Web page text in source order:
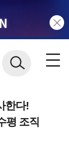
한다!
평 조직